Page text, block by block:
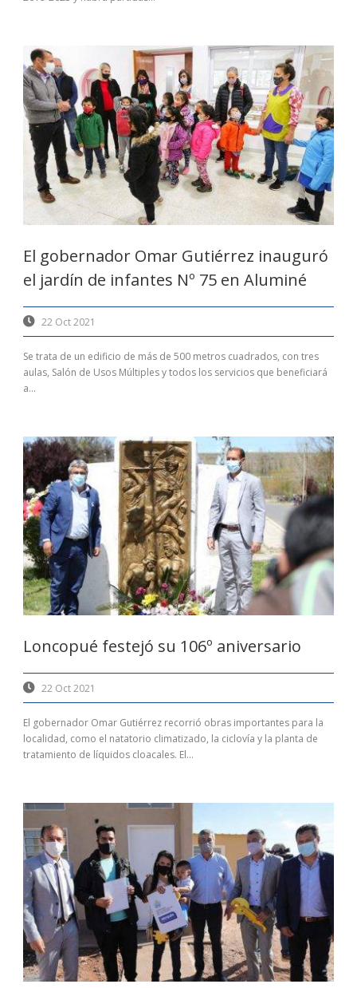
El gobernador Omar Gutiérrez inauguró
el jardín de infantes Nº 75 en Aluminé
22 Oct 2021
Se trata de un edificio de más de 500 metros cuadrados, con tres
aulas, Salón de Usos Múltiples y todos los servicios que beneficiará
a...
Loncopué festejó su 106º aniversario
22 Oct 2021
El gobernador Omar Gutiérrez recorrió obras importantes para la
localidad, como el natatorio climatizado, la ciclovía y la planta de
tratamiento de líquidos cloacales. El...